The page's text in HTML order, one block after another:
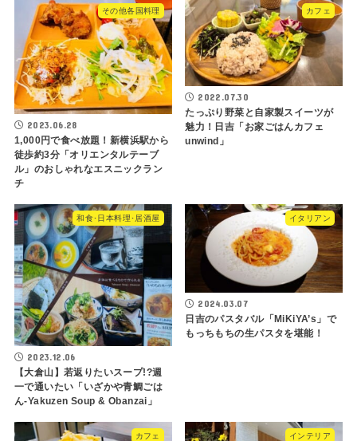
その他各国料理
2023.06.28
1,000円で食べ放題！新横浜駅から
徒歩約3分「オリエンタルテーブ
ル」のおしゃれなエスニックラン
チ
カフェ
2022.07.30
たっぷり野菜と自家製スイーツが
魅力！日吉「お家ごはんカフェ
unwind」
和食･日本料理･居酒屋
2023.12.06
【大倉山】若返りたいスープ!?週
一で通いたい「いざかや青鯛ごは
ん-Yakuzen Soup & Obanzai」
イタリアン
2024.03.07
日吉のパスタバル「MiKiYA’s」で
もっちもちの生パスタを堪能！
カフェ インテリア